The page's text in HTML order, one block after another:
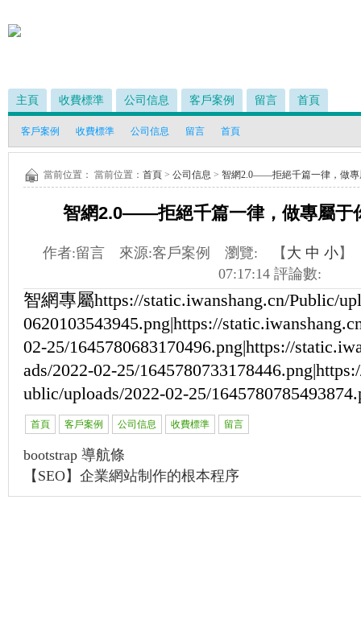
主頁 收費標準 公司信息 客戶案例 留言 首頁
客戶案例 收費標準 公司信息 留言 首頁
當前位置： 當前位置： 首頁 > 公司信息 > 智網2.0——拒絕千篇一律，做專
智網2.0——拒絕千篇一律，做專屬于
作者:留言 來源:客戶案例 瀏覽: 【 大 中 小】
07:17:14 評論數:
智網專屬https://static.iwanshang.cn/Public/
0620103543945.png|https://
02-25/1645780683170496.png|https://
ads/2022-02-25/
ublic/uploads/2022-02-25/
首頁 客戶案例 公司信息 收費標準 留言
bootstrap 導航條
【SEO】企業網站制作的根本程序